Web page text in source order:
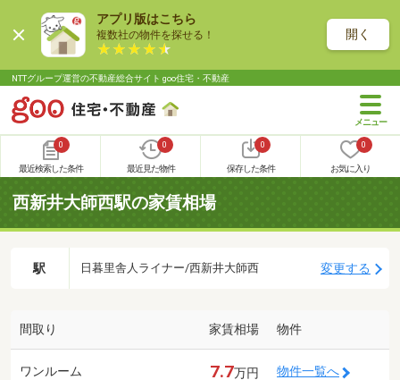
アプリ版はこちら
複数社の物件を探せる！ 開く
NTTグループ運営の不動産総合サイト goo住宅・不動産
0
最近検索した条件
0
最近見た物件
0
保存した条件
0
お気に入り
西新井大師西駅の家賃相場
駅 日暮里舎人ライナー/西新井大師西 変更する
間取り 家賃相場 物件
ワンルーム 7.7万円 物件一覧へ